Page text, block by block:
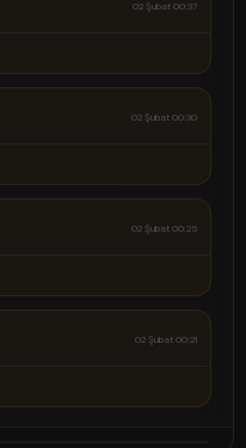
02 Şubat 00:37
02 Şubat 00:30
02 Şubat 00:25
02 Şubat 00:21